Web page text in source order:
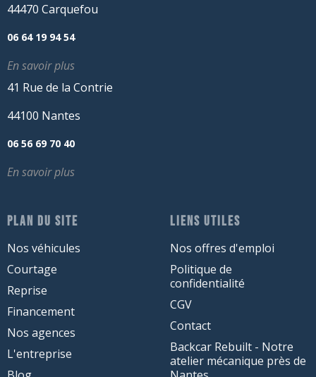
44470 Carquefou
06 64 19 94 54
En savoir plus
41 Rue de la Contrie
44100 Nantes
06 56 69 70 40
En savoir plus
PLAN DU SITE
Nos véhicules
Courtage
Reprise
Financement
Nos agences
L'entreprise
LIENS UTILES
Nos offres d'emploi
Politique de
confidentialité
CGV
Contact
Backcar Rebuilt - Notre
atelier mécanique près de